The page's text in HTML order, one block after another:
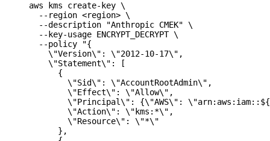
aws kms create-key \
  --region
<region> \
  --description
"Anthropic CMEK" \
  --key-usage
ENCRYPT_DECRYPT \
  --policy
"{
    \"
Version\" : \"2012-10-17\" ,
    \"
Statement\" : [
      {
        \"
Sid\" : \"AccountRootAdmin\" ,
        \"
Effect\" : \"Allow\" ,
        \"
Principal\" : {\"AWS\" : \"arn:aws:iam::${
        \"
Action\" : \" kms:*\" ,
        \"
Resource\" : \"*\"
      },